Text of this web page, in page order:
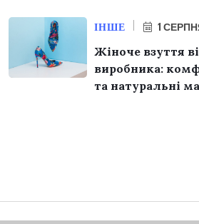
ІНШЕ 1
Жіноче взуття
виробника:
та натуральні